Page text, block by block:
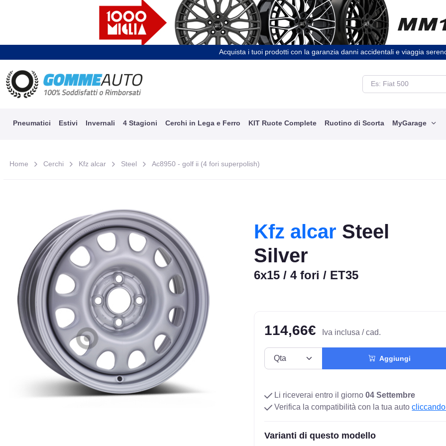
Acquista i tuoi prodotti con la garanzia danni accidentali e viaggia
Pneumatici Estivi Invernali 4 Stagioni Cerchi in Lega e Ferro KIT Ruote Complete Ruotino di Scorta MyGarage
Home Cerchi Kfz alcar Steel Ac8950 - golf ii (4 fori superpolish)
Kfz alcar Steel
Silver
6x15 / 4 fori / ET35
114,66€ Iva inclusa / cad.
Aggiungi
Li riceverai entro il giorno04 Settembre
Verifica la compatibilità con la tua auto
Varianti di questo modello